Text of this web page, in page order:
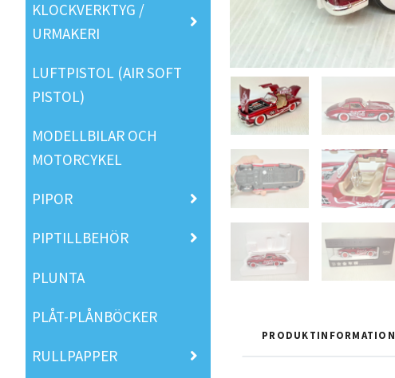
KLOCKVERKTYG /
URMAKERI
LUFTPISTOL (AIR SOFT
PISTOL)
MODELLBILAR OCH
MOTORCYKEL
PIPOR
PIPTILLBEHÖR
PLUNTA
PLÅT-PLÅNBÖCKER
RULLPAPPER
PRODUKTINFORMATION